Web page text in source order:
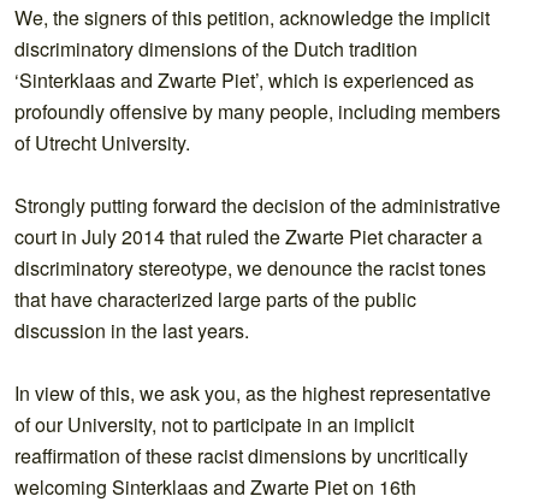
We, the signers of this petition, acknowledge the implicit
discriminatory dimensions of the Dutch tradition
‘Sinterklaas and Zwarte Piet’, which is experienced as
profoundly offensive by many people, including members
of Utrecht University.
Strongly putting forward the decision of the administrative
court in July 2014 that ruled the Zwarte Piet character a
discriminatory stereotype, we denounce the racist tones
that have characterized large parts of the public
discussion in the last years.
In view of this, we ask you, as the highest representative
of our University, not to participate in an implicit
reaffirmation of these racist dimensions by uncritically
welcoming Sinterklaas and Zwarte Piet on 16th